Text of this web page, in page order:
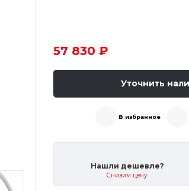
57 830 ₽
Уточнить
В избранное
Нашли дешевле?
Снизим цену